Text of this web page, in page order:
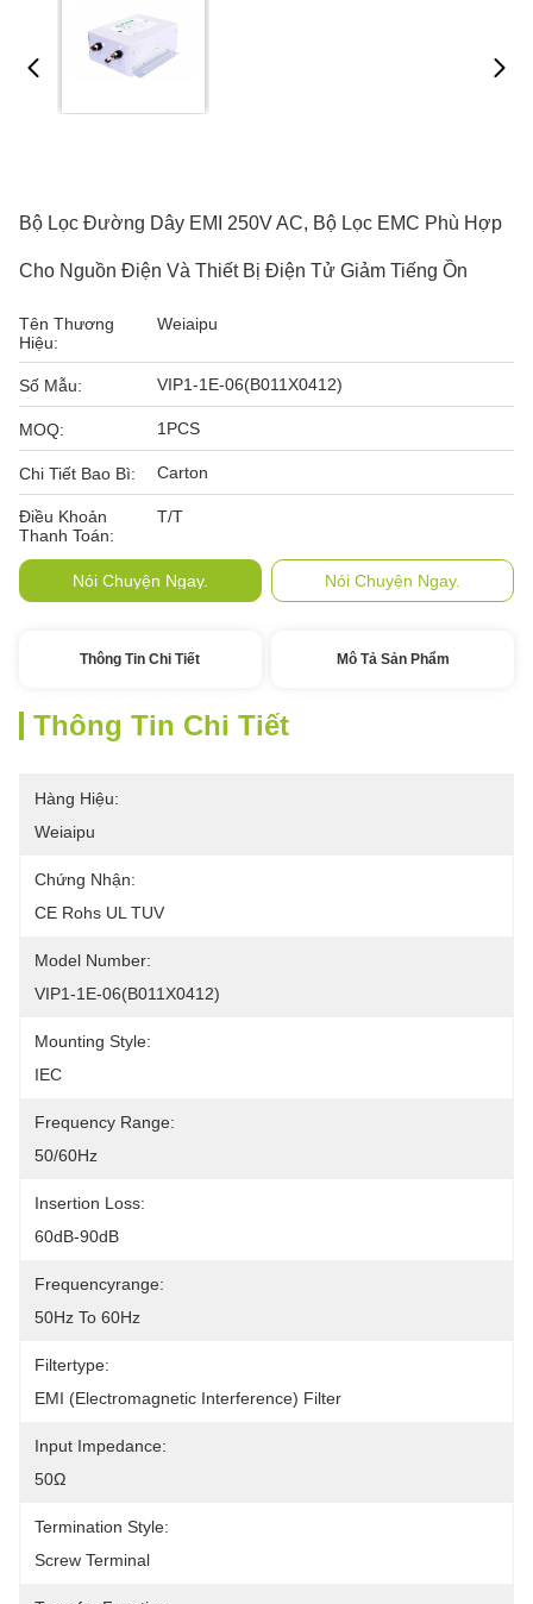
Bộ Lọc Đường Dây EMI 250V AC, Bộ Lọc EMC Phù Hợp
Cho Nguồn Điện Và Thiết Bị Điện Tử Giảm Tiếng Ồn
Tên Thương
Hiệu:
Weiaipu
Số Mẫu: VIP1-1E-06(B011X0412)
MOQ: 1PCS
Chi Tiết Bao Bì: Carton
Điều Khoản
Thanh Toán:
T/T
Nói Chuyện Ngay. Nói Chuyện Ngay.
Thông Tin Chi Tiết Mô Tả Sản Phẩm
Thông Tin Chi Tiết
Hàng Hiệu:
Weiaipu
Chứng Nhận:
CE Rohs UL TUV
Model Number:
VIP1-1E-06(B011X0412)
Mounting Style:
IEC
Frequency Range:
50/60Hz
Insertion Loss:
60dB-90dB
Frequencyrange:
50Hz To 60Hz
Filtertype:
EMI (Electromagnetic Interference) Filter
Input Impedance:
50Ω
Termination Style:
Screw Terminal